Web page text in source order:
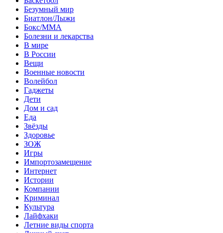
Безумный мир
Биатлон/Лыжи
Бокс/MMA
Болезни и лекарства
В мире
В России
Вещи
Военные новости
Волейбол
Гаджеты
Дети
Дом и сад
Еда
Звёзды
Здоровье
ЗОЖ
Игры
Импортозамещение
Интернет
Истории
Компании
Криминал
Культура
Лайфхаки
Летние виды спорта